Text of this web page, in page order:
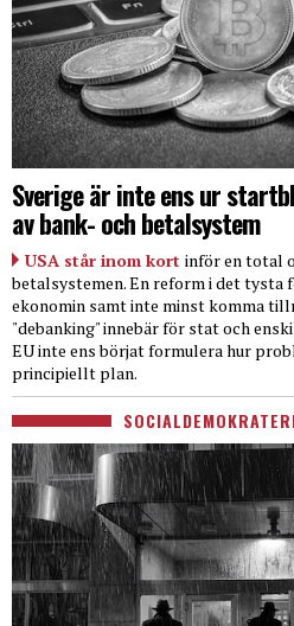
Sverige är inte ens ur
av bank- och betalsystem
USA står inom kort inför en total
betalsystemen. En reform i det tysta
ekonomin samt inte minst komma
"debanking" innebär för stat och
EU inte ens börjat formulera hur
principiellt plan.